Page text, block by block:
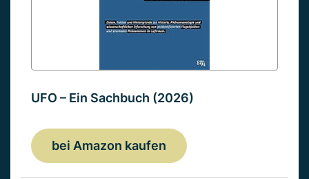
UFO – Ein Sachbuch (2026)
bei Amazon kaufen